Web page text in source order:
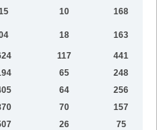
10 168
18 163
117 441
65 248
64 256
70
157
26
75